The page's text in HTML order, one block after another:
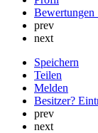
Bewertungen
prev
next
Speichern
Teilen
Melden
Besitzer?
prev
next